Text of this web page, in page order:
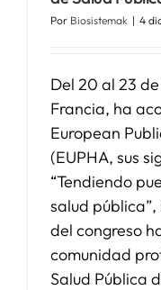
Por Biosistemak | 4
Del 20 al 23
Francia, ha
European
(EUPHA, sus
“Tendiendo
salud
del congreso
comunidad
Salud Pública